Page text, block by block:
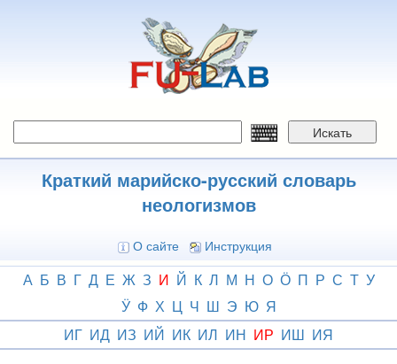
Искать
Краткий марийско-русский словарь
неологизмов
О сайте Инструкция
А Б В Г Д Е Ж З И Й К Л М Н О Ӧ П Р С Т У
Ӱ Ф Х Ц Ч Ш Э Ю Я
ИГ ИД ИЗ ИЙ ИК ИЛ ИН ИР ИШ ИЯ